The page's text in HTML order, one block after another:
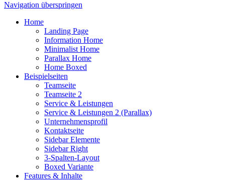
Navigation überspringen
Home
Landing Page
Information Home
Minimalist Home
Parallax Home
Home Boxed
Beispielseiten
Teamseite
Teamseite 2
Service & Leistungen
Service & Leistungen 2 (Parallax)
Unternehmensprofil
Kontaktseite
Sidebar Elemente
Sidebar Right
3-Spalten-Layout
Boxed Variante
Features & Inhalte